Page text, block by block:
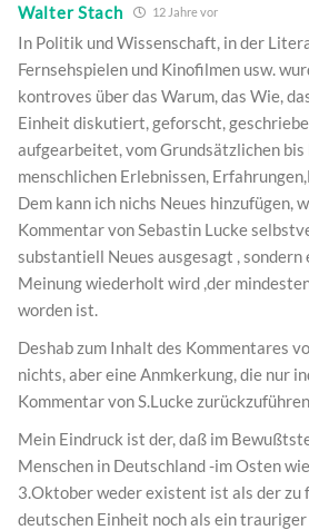
Walter Stach 12 Jahre vor
In Politik und Wissenschaft, in der
Fernsehspielen und Kinofilmen usw.
kontroves über das Warum, das Wie,
Einheit diskutiert, geforscht,
aufgearbeitet, vom Grundsätzlichen
menschlichen Erlebnissen,
Dem kann ich nichs Neues hinzufügen,
Kommentar von Sebastin Lucke
substantiell Neues ausgesagt ,
Meinung wiederholt wird ,der
worden ist.
Deshab zum Inhalt des Kommentares
nichts, aber eine Anmkerkung, die nur
Kommentar von S.Lucke
Mein Eindruck ist der, daß im
Menschen in Deutschland -im Osten
3.Oktober weder existent ist als der zu
deutschen Einheit noch als ein trauriger